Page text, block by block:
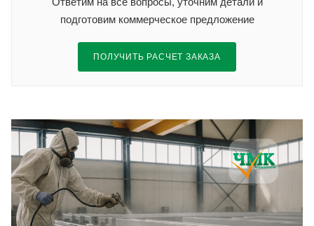
подготовим коммерческое предложение
ПОЛУЧИТЬ РАСЧЕТ ЗАКАЗА